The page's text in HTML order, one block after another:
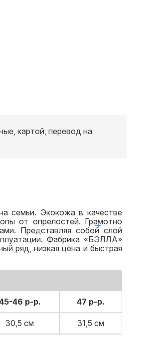
картой, перевод на
семьи. Экокожа в качестве
от опрелостей. Грамотно
Представляя собой слой
Фабрика «БЭЛЛА»
ряд, низкая цена и быстрая
46 р-р. 47 р-р.
30,5 см 31,5 см